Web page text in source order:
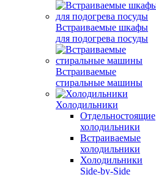
Встраиваемые шкафы
для подогрева посуды
Встраиваемые
стиральные машины
Холодильники
Отдельностоящие
холодильники
Встраиваемые
холодильники
Холодильники
Side-by-Side